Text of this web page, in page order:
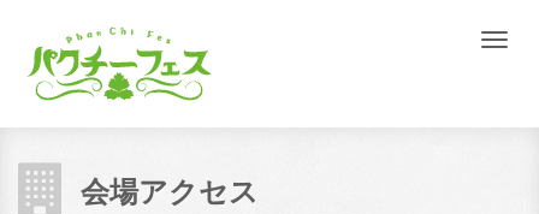
Toggle
会場アクセス